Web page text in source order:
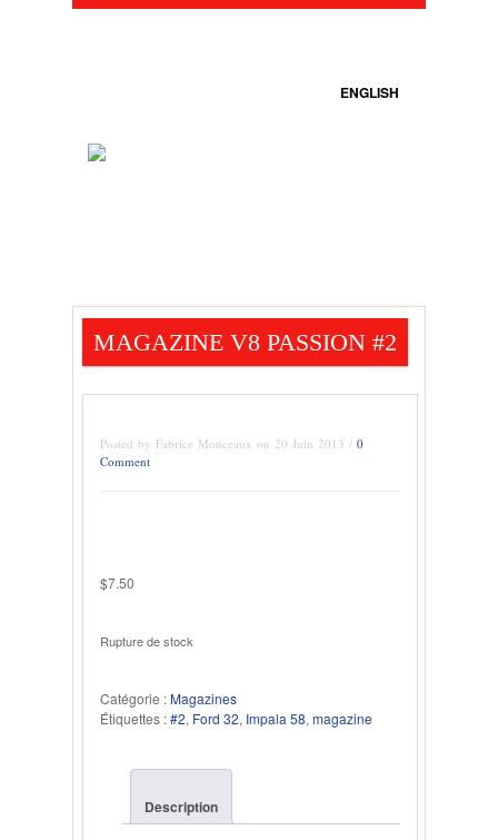
ENGLISH
MAGAZINE V8 PASSION #2
Posted by Fabrice Monceaux on 20 Juin 2013 / 0
Comment
$7.50
Rupture de stock
Catégorie :Magazines
Étiquettes :#2, Ford 32, Impala 58, magazine
Description